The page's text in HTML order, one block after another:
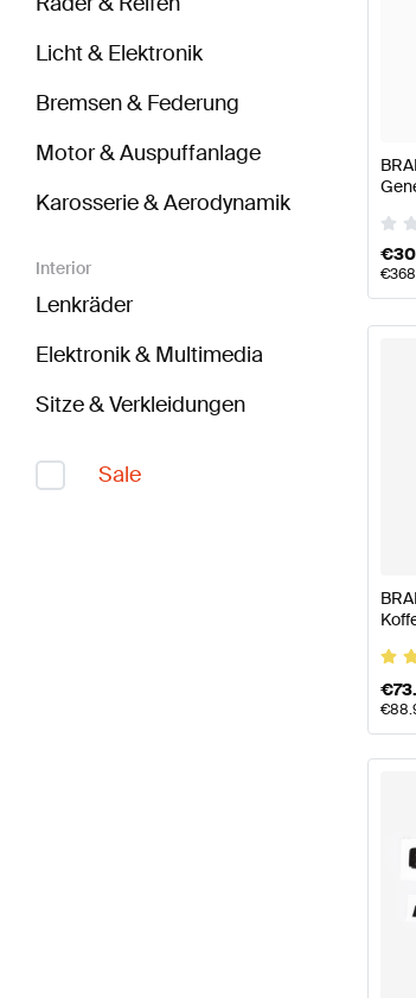
Licht & Elektronik
Bremsen & Federung
Motor & Auspuffanlage
Karosserie & Aerodynamik
Interior
Lenkräder
Elektronik & Multimedia
Sitze & Verkleidungen
Sale
€
€
€
€